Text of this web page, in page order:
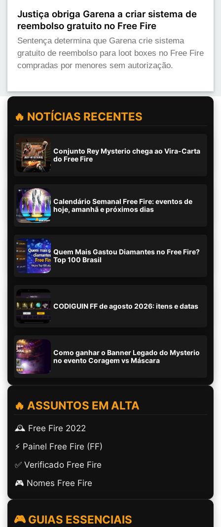
Justiça obriga Garena a criar sistema de
reembolso gratuito no Free Fire
Sentença determina que Garena crie sistema
gratuito de reembolso para loot boxes no Free Fire
compradas por menores sem autorização.
🔥 NOTÍCIAS RECENTES
Conjunto Rey Mysterio chega ao Vira-Carta
do Free Fire
Calendário Semanal Free Fire: eventos de
hoje, amanhã e próximos dias
Quem Mais Gastou Diamantes no Free Fire?
Top 100 Brasil
CODIGUIN FF de agosto 2026: itens e datas
Como ganhar o Banner Legado do Mysterio
no evento Coragem vs Máscara
🔥 ASSUNTOS EM ALTA
🕰️ Free Fire 2022
⚡ Painel Free Fire (FF)
✅ Verificado Free Fire
🎮 Nomes Free Fire
🎮 GUIAS ESSENCIAIS